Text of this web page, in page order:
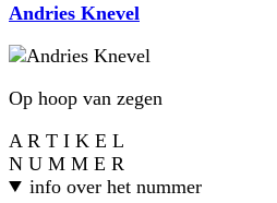
Andries Knevel
Op hoop van zegen
A R T I K E L
N U M M E R
info over het nummer